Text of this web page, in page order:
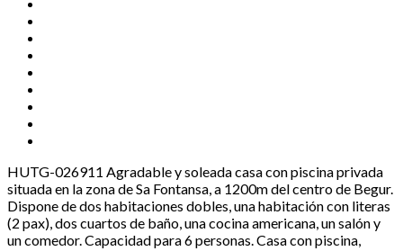
HUTG-026911 Agradable y soleada casa con piscina privada
situada en la zona de Sa Fontansa, a 1200m del centro de Begur.
Dispone de dos habitaciones dobles, una habitación con literas
(2 pax), dos cuartos de baño, una cocina americana, un salón y
un comedor. Capacidad para 6 personas. Casa con piscina,